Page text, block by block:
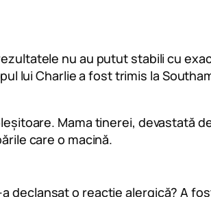
nu au putut stabili cu
lui Charlie a fost trimis la
Mama tinerei, devastată
care o macină.
declanșat o reacție alergică? A